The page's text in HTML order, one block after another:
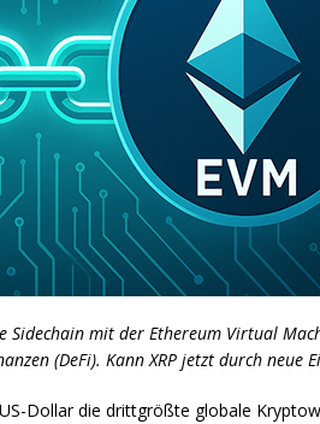
Sidechain mit der Ethereum Virtual
(DeFi). Kann XRP jetzt durch neue
Dollar die drittgrößte globale